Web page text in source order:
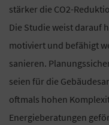
stärker die CO2-
Die Studie weist darauf
motiviert und befähigt
sanieren.
seien für die
oftmals hohen
Energieberatungen